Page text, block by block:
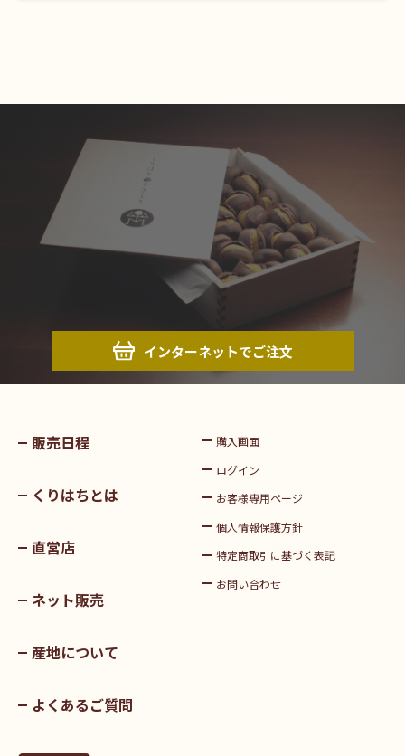
インターネットでご注文
販売日程
くりはちとは
直営店
ネット販売
産地について
よくあるご質問
購入画面
ログイン
お客様専用ページ
個人情報保護方針
特定商取引に基づく表記
お問い合わせ